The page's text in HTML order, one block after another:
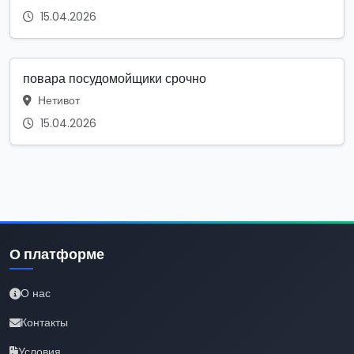
15.04.2026
повара посудомойщики срочно
Нетивот
15.04.2026
О платформе
О нас
Контакты